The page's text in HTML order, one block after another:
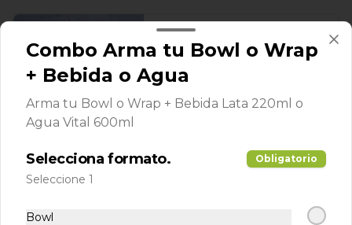
Papas fritas nativas
Deliciosas papas chilenas cortadas a
mano y fritas al punto ideal. Crocantes
por fuera, suaves por dentro y siempre
recién hechas acompañadas de tu
salsa preferida
gramos de nuestro delicioso pollo frito
Combo Arma tu Bowl o Wrap
+ Bebida o Agua
Arma tu Bowl o Wrap + Bebida Lata 220ml o
Agua Vital 600ml
Selecciona formato. Obligatorio
Seleccione 1
Bowl